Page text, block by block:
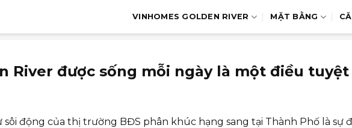
VINHOMES GOLDEN RIVER MẶT BẰNG
River được sống mỗi ngày là một điều tuyệt
sôi động của thị trường BĐS phân khúc hạng sang tại Thành Phố là sự